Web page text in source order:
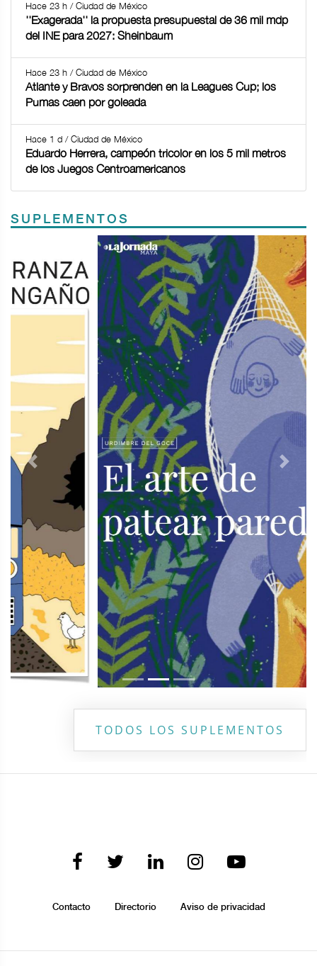
Hace 23 h / Ciudad de México
''Exagerada'' la propuesta presupuestal de 36 mil mdp
del INE para 2027: Sheinbaum
Hace 23 h / Ciudad de México
Atlante y Bravos sorprenden en la Leagues Cup; los
Pumas caen por goleada
Hace 1 d / Ciudad de México
Eduardo Herrera, campeón tricolor en los 5 mil metros
de los Juegos Centroamericanos
SUPLEMENTOS
Previous Next
TODOS LOS SUPLEMENTOS
Contacto Directorio Aviso de privacidad